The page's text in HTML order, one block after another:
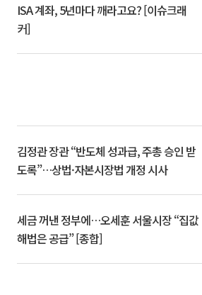
ISA 계좌, 5년마다 깨라고요? [이슈크래
커]
김정관 장관 “반도체 성과급, 주총 승인 받
도록”…상법·자본시장법 개정 시사
세금 꺼낸 정부에…오세훈 서울시장 “집값
해법은 공급” [종합]